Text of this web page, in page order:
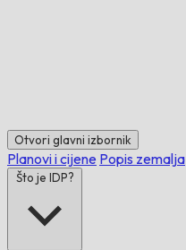
Otvori glavni izbornik
Planovi i cijene Popis zemalja
Što je IDP?